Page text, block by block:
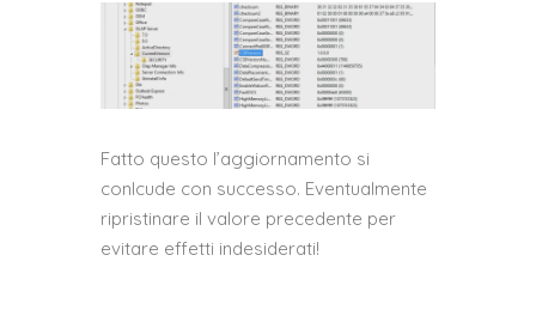
Fatto questo l’aggiornamento si
conlcude con successo. Eventualmente
ripristinare il valore precedente per
evitare effetti indesiderati!